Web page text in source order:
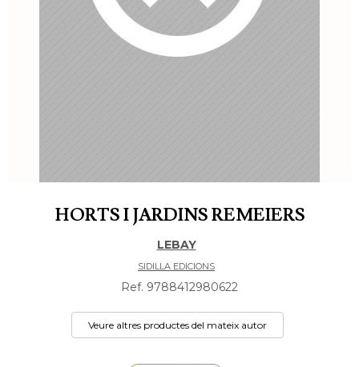
HORTS I JARDINS REMEIERS
LEBAY
SIDILLA EDICIONS
Ref. 9788412980622
Veure altres productes del mateix autor